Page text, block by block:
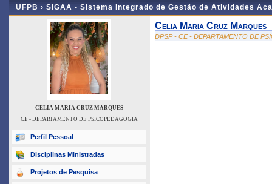
UFPB › SIGAA - Sistema Integrado de Gestão de Atividades
CELIA MARIA CRUZ MARQUES
CE - DEPARTAMENTO DE PSICOPEDAGOGIA
Perfil Pessoal
Disciplinas Ministradas
Projetos de Pesquisa
Celia Maria Cruz Marques
DPSP - CE - DEPARTAMENTO DE